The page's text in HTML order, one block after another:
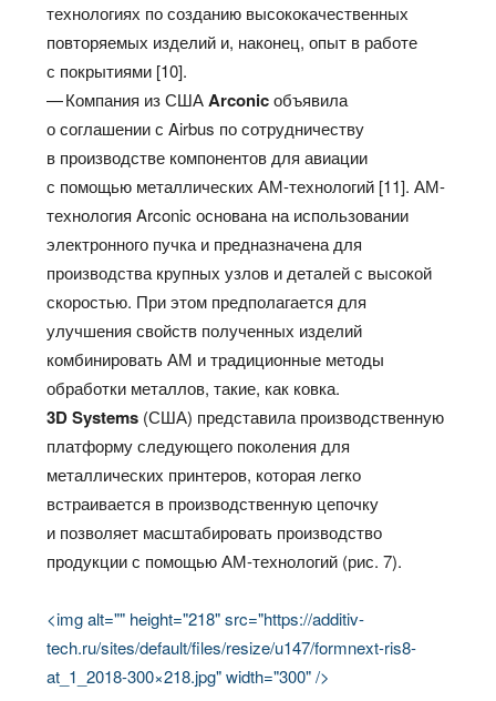
технологиях по созданию высококачественных
повторяемых изделий и, наконец, опыт в работе
с покрытиями [10].
— Компания из США Arconic объявила
о соглашении с Airbus по сотрудничеству
в производстве компонентов для авиации
с помощью металлических АМ-технологий [11]. АМ-
технология Arconic основана на использовании
электронного пучка и предназначена для
производства крупных узлов и деталей с высокой
скоростью. При этом предполагается для
улучшения свойств полученных изделий
комбинировать АМ и традиционные методы
обработки металлов, такие, как ковка.
3D Systems (США) представила производственную
платформу следующего поколения для
металлических принтеров, которая легко
встраивается в производственную цепочку
и позволяет масштабировать производство
продукции с помощью АМ-технологий (рис. 7).
<img alt="" height="218" src="https://additiv-
tech.ru/sites/default/files/resize/u147/formnext-ris8-
at_1_2018-300×218.jpg" width="300" />